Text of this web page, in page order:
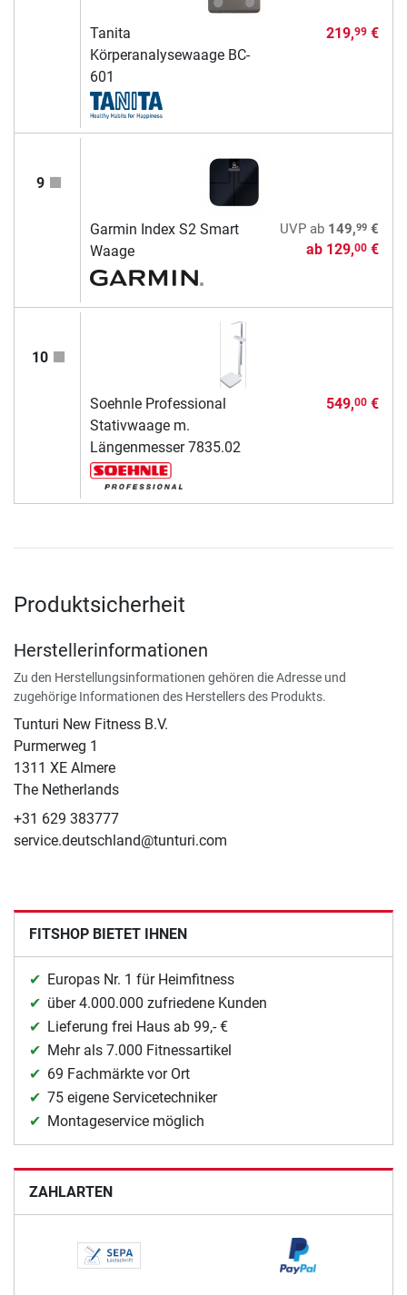
Tanita
Körperanalysewaage BC-
601
219,99€
9
Garmin Index S2 Smart
Waage
UVPab 149,99€
ab 129,00€
10
Soehnle Professional
Stativwaage m.
Längenmesser 7835.02
549,00€
Produktsicherheit
Herstellerinformationen
Zu den Herstellungsinformationen gehören die Adresse und
zugehörige Informationen des Herstellers des Produkts.
Tunturi New Fitness B.V.
​Purmerweg 1
1311 XE Almere
The Netherlands
+31 629 383777
service.deutschland@tunturi.com
FITSHOP BIETET IHNEN
Europas Nr. 1 für Heimfitness
über 4.000.000 zufriedene Kunden
Lieferung frei Haus ab 99,- €
Mehr als 7.000 Fitnessartikel
69 Fachmärkte vor Ort
75 eigene Servicetechniker
Montageservice möglich
ZAHLARTEN